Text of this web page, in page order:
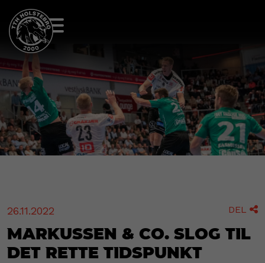
26.11.2022 DEL 
Markussen & co. slog til
det rette tidspunkt